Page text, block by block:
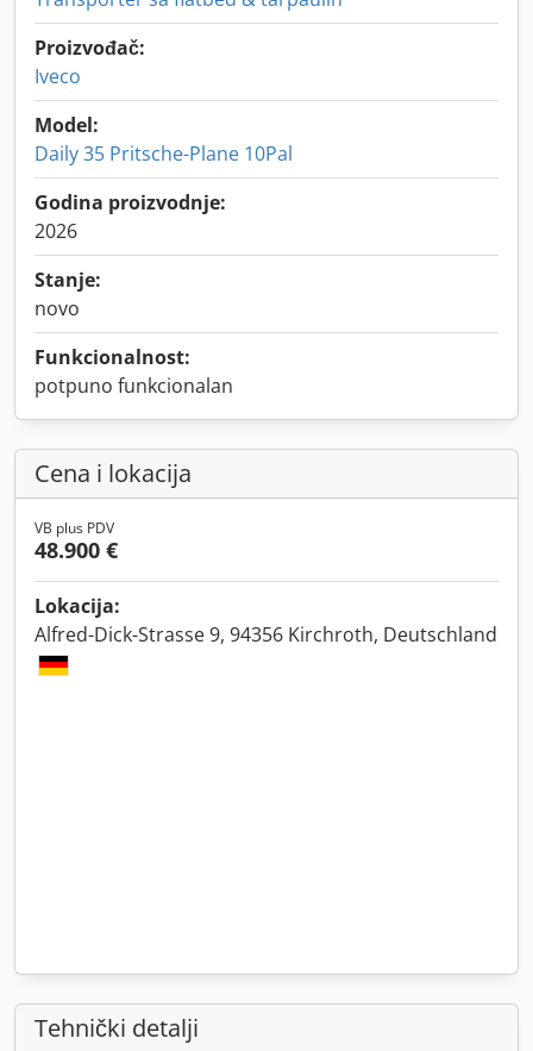
Proizvođač:
Iveco
Model:
Daily 35 Pritsche-Plane 10Pal
Godina proizvodnje:
2026
Stanje:
novo
Funkcionalnost:
potpuno funkcionalan
Cena i lokacija
VB plus PDV
48.900 €
Lokacija:
Alfred-Dick-Strasse 9, 94356 Kirchroth, Deutschland
Tehnički detalji